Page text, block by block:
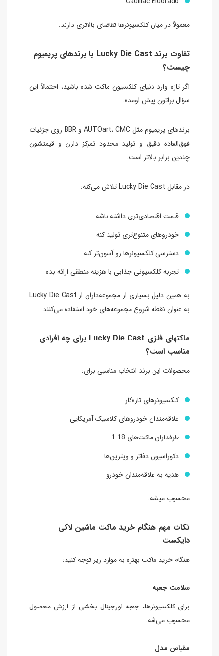
معمولاً در میان کلکسیونرها تقاضای بالاتری دارند.
تفاوت برند Lucky Die Cast با برندهای پریمیوم
چیست؟
اگر تازه وارد دنیای کلکسیون ماکت شده باشید، احتمالاً این
سؤال براتون پیش اومده.
برندهای پریمیوم مثل AUTOart، CMC و BBR روی جزئیات
فوق‌العاده دقیق و تولید محدود تمرکز دارن و قیمتشون
چندین برابر بالاتر است.
در مقابل Lucky Die Cast تلاش می‌کنه:
قیمت اقتصادی‌تری داشته باشه
خودروهای متنوع‌تری تولید کنه
دسترسی کلکسیونرها رو آسون‌تر کنه
تجربه کلکسیونی جذابی با هزینه منطقی ارائه بده
به همین دلیل بسیاری از مجموعه‌داران از Lucky Die Cast
به عنوان نقطه شروع مجموعه‌های خود استفاده می‌کنند.
ماکتهای فلزی Lucky Die Cast برای چه افرادی
مناسب است؟
محصولات این برند انتخاب مناسبی برای:
کلکسیونرهای تازه‌کار
علاقه‌مندان خودروهای کلاسیک آمریکایی
طرفداران ماکت‌های 1:18
دکوراسیون دفاتر و ویترین‌ها
هدیه به علاقه‌مندان خودرو
محسوب میشه.
نکات مهم هنگام خرید ماکت ماشین لاکی
دایکست
هنگام خرید ماکت بهتره به موارد زیر توجه کنید:
سلامت جعبه
برای کلکسیونرها، جعبه اورجینال بخشی از ارزش محصول
محسوب می‌شه.
مقیاس مدل